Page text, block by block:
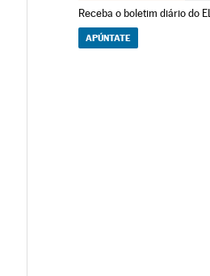
Receba o boletim diário do
APÚNTATE